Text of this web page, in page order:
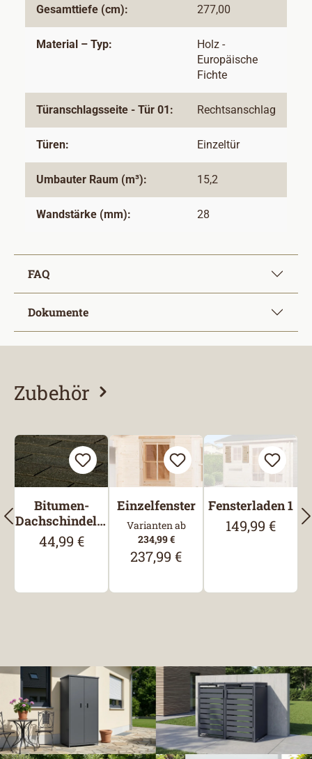
Gesamttiefe (cm): 277,00
Material – Typ:
Holz -
Europäische
Fichte
Türanschlagsseite - Tür 01: Rechtsanschlag
Türen: Einzeltür
Umbauter Raum (m³): 15,2
Wandstärke (mm): 28
FAQ
Dokumente
Zubehör
Bitumen-
Dachschindeln,
Rechteck,
Schwarz
Regulärer Preis:
44,99 €
Einzelfenster
Varianten ab
234,99 €
Regulärer Preis:
237,99 €
Fensterladen 1
Regulärer
149,99 €